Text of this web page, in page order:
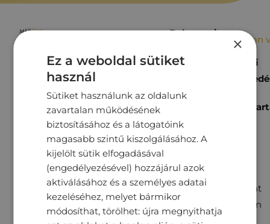
kereskedés
Hétfő-
Péntek:
17:00
Szombat:
9:00-
13:00
Vasárnap:
Debreceni
Hétfő-
8:00-
16:30
13:00
zárva
Írjon
Szegedi
Szombat
(páratlan
×
Ez a weboldal sütiket
használ
Sütiket használunk az oldalunk
zavartalan működésének
biztosításához és a látogatóink
magasabb szintű kiszolgálásához. A
kijelölt sütik elfogadásával
(engedélyezésével) hozzájárul azok
aktiválásához és a személyes adatai
kezeléséhez, melyet bármikor
módosíthat, törölhet: újra megnyithatja